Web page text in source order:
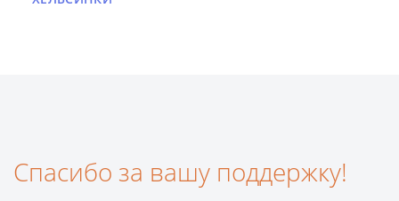
Спасибо за вашу поддержку!